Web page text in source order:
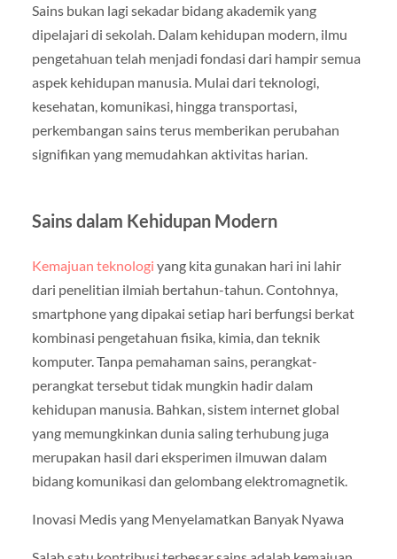
Sains bukan lagi sekadar bidang akademik yang
dipelajari di sekolah. Dalam kehidupan modern, ilmu
pengetahuan telah menjadi fondasi dari hampir semua
aspek kehidupan manusia. Mulai dari teknologi,
kesehatan, komunikasi, hingga transportasi,
perkembangan sains terus memberikan perubahan
signifikan yang memudahkan aktivitas harian.
Sains dalam Kehidupan Modern
Kemajuan teknologi yang kita gunakan hari ini lahir
dari penelitian ilmiah bertahun-tahun. Contohnya,
smartphone yang dipakai setiap hari berfungsi berkat
kombinasi pengetahuan fisika, kimia, dan teknik
komputer. Tanpa pemahaman sains, perangkat-
perangkat tersebut tidak mungkin hadir dalam
kehidupan manusia. Bahkan, sistem internet global
yang memungkinkan dunia saling terhubung juga
merupakan hasil dari eksperimen ilmuwan dalam
bidang komunikasi dan gelombang elektromagnetik.
Inovasi Medis yang Menyelamatkan Banyak Nyawa